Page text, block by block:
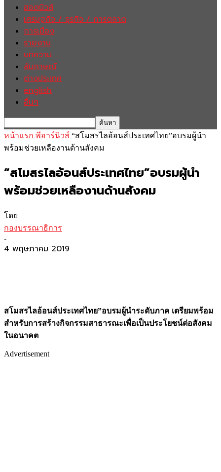
ฮอตนิวส์
เศรษฐกิจ / ธุรกิจ / การตลาด
การเมือง
รายงาน
บทความ
สัมภาษณ์
ต่างประเทศ
english
อื่นๆ
หน้าแรก พีอาร์นิวส์ “สโมสรไลอ้อนส์ประเทศไทย”อบรมผู้นำ
พร้อมช่วยเหลืองานด้านสังคม
“สโมสรไลอ้อนส์ประเทศไทย”อบรมผู้นำ
พร้อมช่วยเหลืองานด้านสังคม
โดย
กองบรรณาธิการ
-
4 พฤษภาคม 2019
สโมสรไลอ้อนส์ประเทศไทย”อบรมผู้นำระดับภาค เตรียมพร้อม
สำหรับการสร้างกิจกรรมสาธารณะเพื่อเป็นประโยชน์ต่อสังคม
ในอนาคต
Advertisement